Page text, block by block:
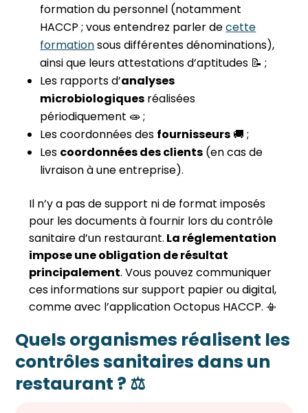
formation du personnel (notamment
HACCP ; vous entendrez parler decette
formationsous différentes dénominations),
ainsi que leurs attestations d’aptitudes 📝 ;
Les rapports d’analyses
microbiologiques réalisées
périodiquement 🧫 ;
Les coordonnées des fournisseurs 🚚 ;
Les coordonnées des clients (en cas de
livraison à une entreprise).
Il n’y a pas de support ni de format imposés
pour les documents à fournir lors du contrôle
sanitaire d’un restaurant. La réglementation
impose une obligation de résultat
principalement. Vous pouvez communiquer
ces informations sur support papier ou digital,
comme avec l’application Octopus HACCP. 📳
Quels organismes réalisent les
contrôles sanitaires dans un
restaurant ? ⚖️